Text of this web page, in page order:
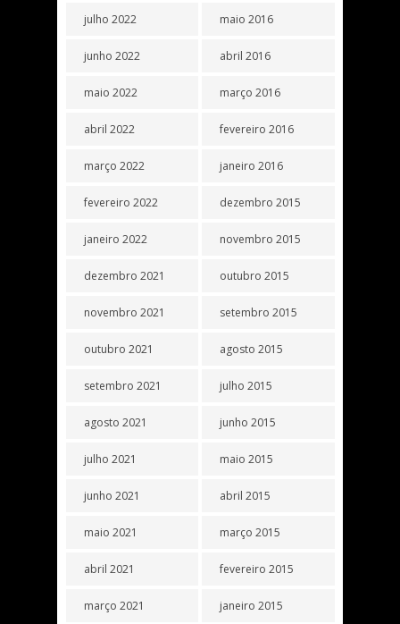
julho 2022
junho 2022
maio 2022
abril 2022
março 2022
fevereiro 2022
janeiro 2022
dezembro 2021
novembro 2021
outubro 2021
setembro 2021
agosto 2021
julho 2021
junho 2021
maio 2021
abril 2021
março 2021
maio 2016
abril 2016
março 2016
fevereiro 2016
janeiro 2016
dezembro 2015
novembro 2015
outubro 2015
setembro 2015
agosto 2015
julho 2015
junho 2015
maio 2015
abril 2015
março 2015
fevereiro 2015
janeiro 2015